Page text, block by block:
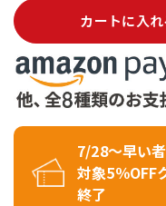
カートに入
7/28～早い
対象5％OFF
終了